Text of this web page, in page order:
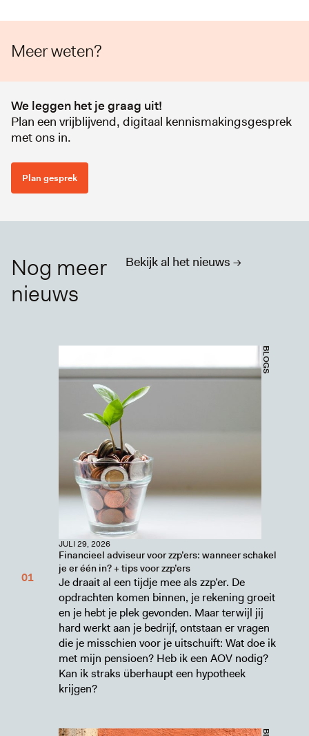
Meer weten?
We leggen het je graag uit!
Plan een vrijblijvend, digitaal kennismakingsgesprek
met ons in.
Plan gesprek
Nog meer
nieuws
Bekijk al het nieuws ->
BLOGS
JULI 29, 2026
Financieel adviseur voor zzp’ers: wanneer schakel
je er één in? + tips voor zzp’ers
Je draait al een tijdje mee als zzp’er. De
opdrachten komen binnen, je rekening groeit
en je hebt je plek gevonden. Maar terwijl jij
hard werkt aan je bedrijf, ontstaan er vragen
die je misschien voor je uitschuift: Wat doe ik
met mijn pensioen? Heb ik een AOV nodig?
Kan ik straks überhaupt een hypotheek
krijgen?